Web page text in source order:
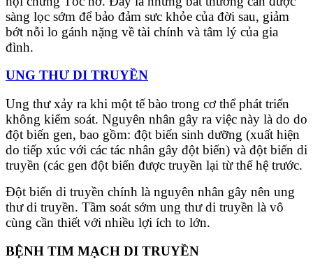
sàng lọc sớm để bảo đảm sưc khỏe của đời sau, giảm
bớt nỗi lo gánh nặng về tài chính và tâm lý của gia
đình.
UNG THƯ DI TRUYỀN
Ung thư xảy ra khi một tế bào trong cơ thể phát triển
không kiểm soát. Nguyên nhân gây ra việc này là do do
đột biến gen, bao gồm: đột biến sinh dưỡng (xuất hiện
do tiếp xúc với các tác nhân gây đột biến) và đột biến di
truyền (các gen đột biến được truyền lại từ thế hệ trước.
Đột biến di truyền chính là nguyên nhân gây nên ung
thư di truyền. Tầm soát sớm ung thư di truyền là vô
cùng cần thiết với nhiều lợi ích to lớn.
BỆNH TIM MẠCH DI TRUYỀN